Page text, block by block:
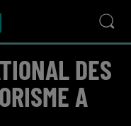
DES
A